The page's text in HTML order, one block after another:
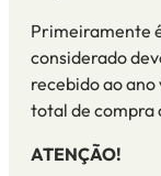
Primeiramente
considerado
recebido ao
total de compra
ATENÇÃO!